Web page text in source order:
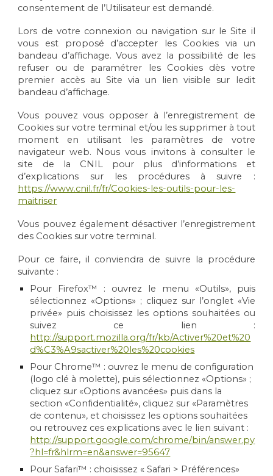
consentement de l’Utilisateur est demandé.
Lors de votre connexion ou navigation sur le Site il
vous est proposé d’accepter les Cookies via un
bandeau d’affichage. Vous avez la possibilité de les
refuser ou de paramétrer les Cookies dès votre
premier accès au Site via un lien visible sur ledit
bandeau d’affichage.
Vous pouvez vous opposer à l’enregistrement de
Cookies sur votre terminal et/ou les supprimer à tout
moment en utilisant les paramètres de votre
navigateur web. Nous vous invitons à consulter le
site de la CNIL pour plus d’informations et
d’explications sur les procédures à suivre :
https://www.cnil.fr/fr/Cookies-les-outils-pour-les-
maitriser
Vous pouvez également désactiver l’enregistrement
des Cookies sur votre terminal.
Pour ce faire, il conviendra de suivre la procédure
suivante :
Pour Firefox™ : ouvrez le menu «Outils», puis
sélectionnez «Options» ; cliquez sur l’onglet «Vie
privée» puis choisissez les options souhaitées ou
suivez ce lien :
http://support.mozilla.org/fr/kb/Activer%20et%20
d%C3%A9sactiver%20les%20cookies
Pour Chrome™ : ouvrez le menu de configuration
(logo clé à molette), puis sélectionnez «Options» ;
cliquez sur «Options avancées» puis dans la
section «Confidentialité», cliquez sur «Paramètres
de contenu», et choisissez les options souhaitées
ou retrouvez ces explications avec le lien suivant :
http://support.google.com/chrome/bin/answer.py
?hl=fr&hlrm=en&answer=95647
Pour Safari™ : choisissez « Safari > Préférences»